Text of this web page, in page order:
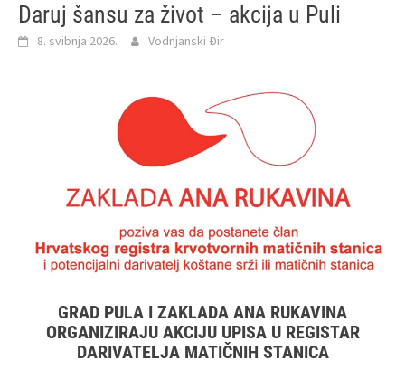
Daruj šansu za život – akcija u Puli
8. svibnja 2026. Vodnjanski Đir
GRAD PULA I ZAKLADA ANA RUKAVINA
ORGANIZIRAJU AKCIJU UPISA U REGISTAR
DARIVATELJA MATIČNIH STANICA